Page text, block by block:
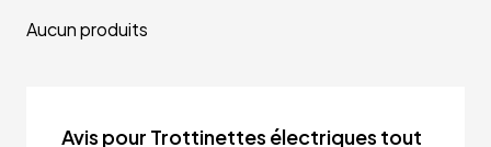
Aucun produits
Avis pour Trottinettes électriques tout